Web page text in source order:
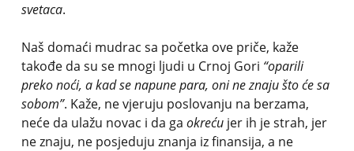
svetaca.
Naš domaći mudrac sa početka ove priče, kaže
takođe da su se mnogi ljudi u Crnoj Gori “oparili
preko noći, a kad se napune para, oni ne znaju što će sa
sobom”. Kaže, ne vjeruju poslovanju na berzama,
neće da ulažu novac i da ga okrećujer ih je strah, jer
ne znaju, ne posjeduju znanja iz finansija, a ne